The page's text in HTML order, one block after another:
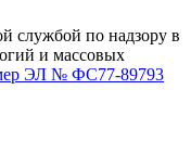
службой по надзору в
и массовых
ЭЛ № ФС77-89793